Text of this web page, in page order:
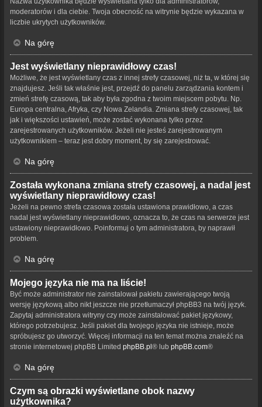
moderatorów i dla ciebie. Twoja obecność na witrynie będzie wykazana w
liczbie ukrytych użytkowników.
Na górę
Jest wyświetlany nieprawidłowy czas!
Możliwe, że jest wyświetlany czas z innej strefy czasowej, niż ta, w której się
znajdujesz. Jeśli tak właśnie jest, przejdź do panelu zarządzania kontem i
zmień strefę czasową, tak aby była zgodna z twoim miejscem pobytu. Np.
Europa centralna, Afryka, czy Nowa Zelandia. Zmiana strefy czasowej, tak
jak i większości ustawień, może zostać wykonana tylko przez
zarejestrowanych użytkowników. Jeżeli nie jesteś zarejestrowanym
użytkownikiem – teraz jest dobry moment, by się zarejestrować.
Na górę
Została wykonana zmiana strefy czasowej, a nadal jest
wyświetlany nieprawidłowy czas!
Jeżeli na pewno strefa czasowa została ustawiona prawidłowo, a czas
nadal jest wyświetlany nieprawidłowo, oznacza to, że czas na serwerze jest
ustawiony nieprawidłowo. Poinformuj o tym administratora, by naprawił
problem.
Na górę
Mojego języka nie ma na liście!
Być może administrator nie zainstalował pakietu zawierającego twoją
wersję językową albo nikt jeszcze nie przetłumaczył phpBB3 na twój język.
Zapytaj administratora witryny czy może zainstalować pakiet językowy,
którego potrzebujesz. Jeśli pakiet dla twojego języka nie istnieje, może
spróbujesz go utworzyć. Więcej informacji na ten temat można znaleźć na
stronie internetowej phpBB Limited phpBB.pl® lub phpBB.com®
Na górę
Czym są obrazki wyświetlane obok nazwy
użytkownika?